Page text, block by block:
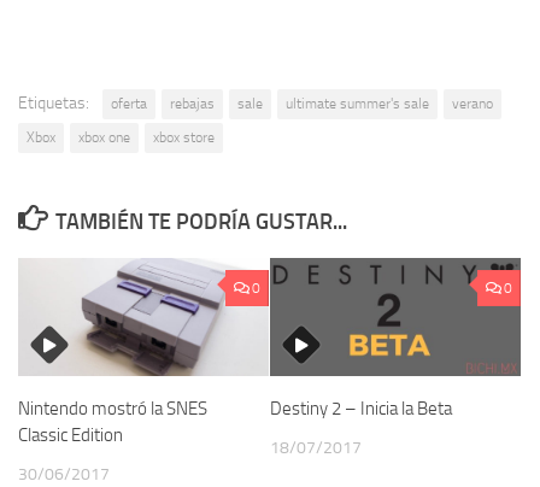
Etiquetas: oferta rebajas sale ultimate summer's sale
verano
Xbox
xbox one xbox store
TAMBIÉN TE PODRÍA GUSTAR...
0
Nintendo mostró la SNES
Classic Edition
30/06/2017
0
Destiny 2 – Inicia la Beta
18/07/2017